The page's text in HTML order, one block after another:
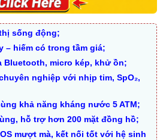
sống động;
– hiếm có trong tầm giá;
Bluetooth, micro kép, khử ồn;
nghiệp với nhịp tim, SpO₂,
khả năng kháng nước 5 ATM;
hỗ trợ hơn 200 mặt đồng hồ;
mượt mà, kết nối tốt với hệ sinh